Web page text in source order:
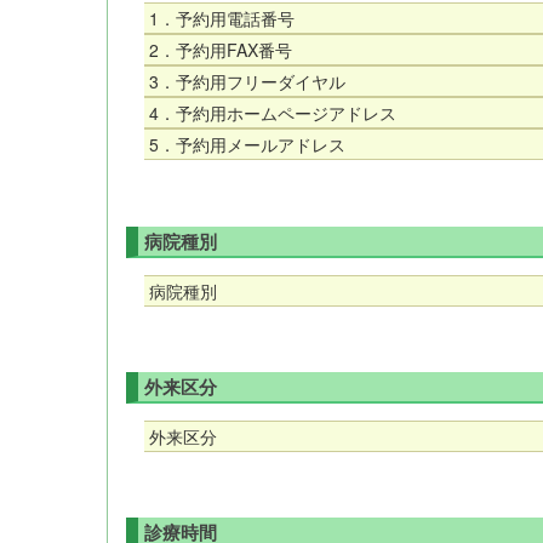
1．予約用電話番号
2．予約用FAX番号
3．予約用フリーダイヤル
4．予約用ホームページアドレス
5．予約用メールアドレス
病院種別
病院種別
外来区分
外来区分
診療時間